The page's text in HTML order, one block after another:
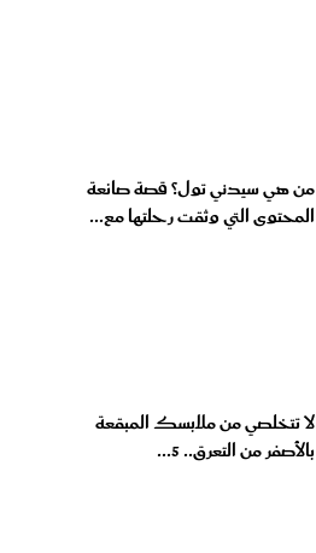
من هي سيدني تول؟ قصة صانعة
المحتوى التي وثقت رحلتها مع...
لا تتخلصي من ملابسك المبقعة
بالأصفر من التعرق.. 5...